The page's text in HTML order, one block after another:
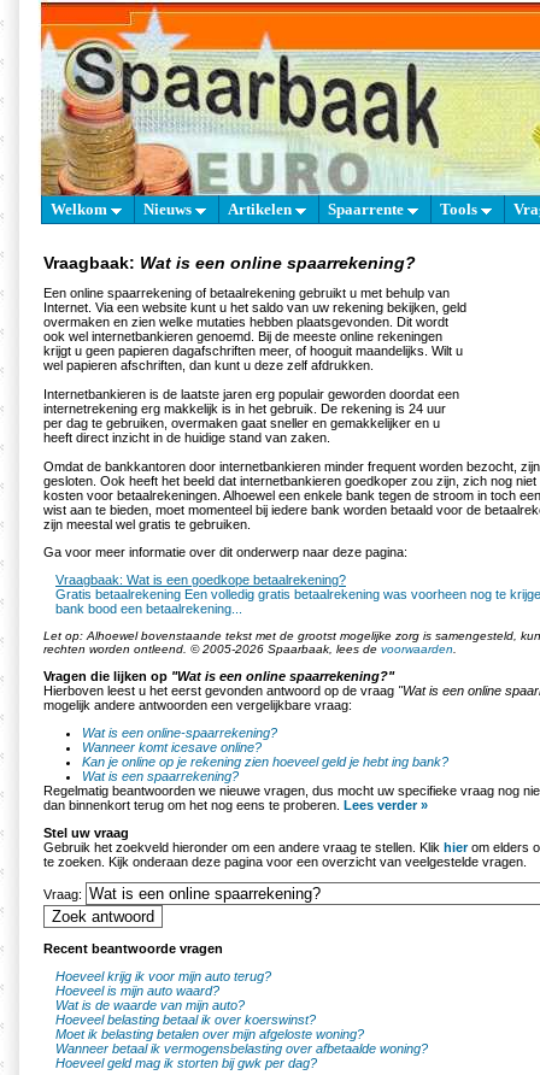
Welkom Nieuws Artikelen Spaarrente Tools
Vraagbaak: Wat is een online spaarrekening?
Een online spaarrekening of betaalrekening gebruikt u met behulp van
Internet. Via een website kunt u het saldo van uw rekening bekijken, geld
overmaken en zien welke mutaties hebben plaatsgevonden. Dit wordt
ook wel internetbankieren genoemd. Bij de meeste online rekeningen
krijgt u geen papieren dagafschriften meer, of hooguit maandelijks. Wilt u
wel papieren afschriften, dan kunt u deze zelf afdrukken.
Internetbankieren is de laatste jaren erg populair geworden doordat een
internetrekening erg makkelijk is in het gebruik. De rekening is 24 uur
per dag te gebruiken, overmaken gaat sneller en gemakkelijker en u
heeft direct inzicht in de huidige stand van zaken.
Omdat de bankkantoren door internetbankieren minder frequent worden bezocht,
gesloten. Ook heeft het beeld dat internetbankieren goedkoper zou zijn, zich nog niet
kosten voor betaalrekeningen. Alhoewel een enkele bank tegen de stroom in toch
wist aan te bieden, moet momenteel bij iedere bank worden betaald voor de
zijn meestal wel gratis te gebruiken.
Ga voor meer informatie over dit onderwerp naar deze pagina:
Vraagbaak: Wat is een goedkope betaalrekening?
Gratis betaalrekening Een volledig gratis betaalrekening was voorheen nog te
bank bood een betaalrekening...
Let op: Alhoewel bovenstaande tekst met de grootst mogelijke zorg is samengesteld,
rechten worden ontleend. © 2005-2026 Spaarbaak, lees de voorwaarden
Vragen die lijken op "Wat is een online spaarrekening?"
Hierboven leest u het eerst gevonden antwoord op de vraag "Wat is een online
mogelijk andere antwoorden een vergelijkbare vraag:
Wat is een online-spaarrekening?
Wanneer komt icesave online?
Kan je online op je rekening zien hoeveel geld je hebt ing bank?
Wat is een spaarrekening?
Regelmatig beantwoorden we nieuwe vragen, dus mocht uw specifieke vraag nog
dan binnenkort terug om het nog eens te proberen. Lees verder »
Stel uw vraag
Gebruik het zoekveld hieronder om een andere vraag te stellen. Klik hierom elders
te zoeken. Kijk onderaan deze pagina voor een overzicht van veelgestelde vragen.
Vraag:
Recent beantwoorde vragen
Hoeveel krijg ik voor mijn auto terug?
Hoeveel is mijn auto waard?
Wat is de waarde van mijn auto?
Hoeveel belasting betaal ik over koerswinst?
Moet ik belasting betalen over mijn afgeloste woning?
Wanneer betaal ik vermogensbelasting over afbetaalde woning?
Hoeveel geld mag ik storten bij gwk per dag?